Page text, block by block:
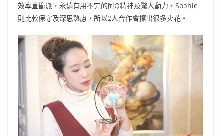
效率直衝派，永遠有用不完的阿Q精神及驚人動力，Sophie
則比較保守及深思熟慮，所以2人合作會擦出很多火花。